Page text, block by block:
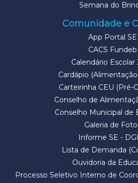
Semana do
Comunidade e
App Portal SE
CACS Fundeb
Calendário Escolar
Cardápio
Carteirinha CEU (Pré-
Conselho de
Conselho Municipal de
Galeria de
Informe SE -
Lista de Demanda
Ouvidoria da
Processo Seletivo Interno de